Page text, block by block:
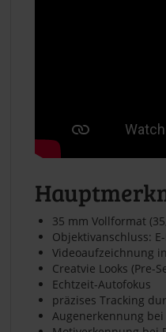
35 mm Vollformat
Objektivanschluss:
Videoaufzeichnung
Creatvie Looks (Pre-
Echtzeit-Autofokus
präzises Tracking
Augenerkennung